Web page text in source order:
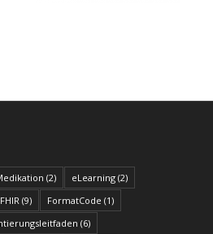
(2) eLearning(2)
FHIR(9) FormatCode (1)
(6)